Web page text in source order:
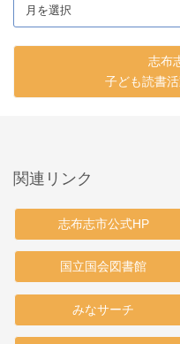
志布
子ども読書
関連リンク
志布志市公式HP
国立国会図書館
みなサーチ